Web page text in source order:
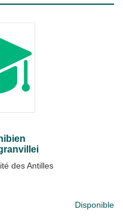
des Antilles
Disponible